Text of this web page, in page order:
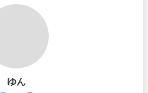
ゆん